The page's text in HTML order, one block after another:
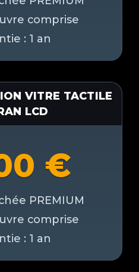
VITRE TACTILE
LCD
€